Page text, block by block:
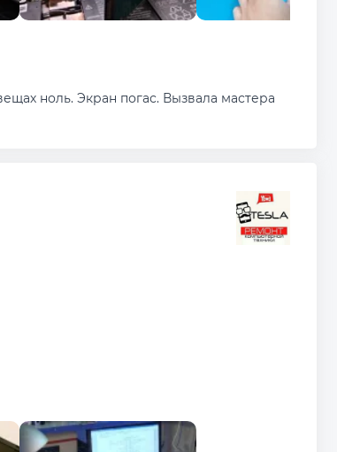
ноль. Экран погас. Вызвала мастера